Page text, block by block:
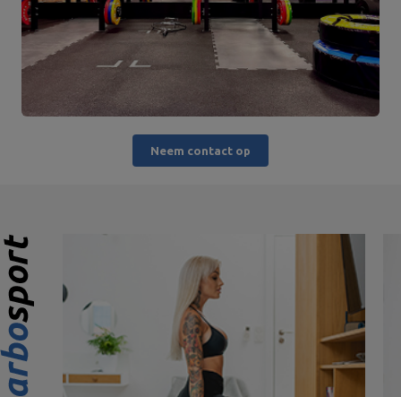
Neem contact op